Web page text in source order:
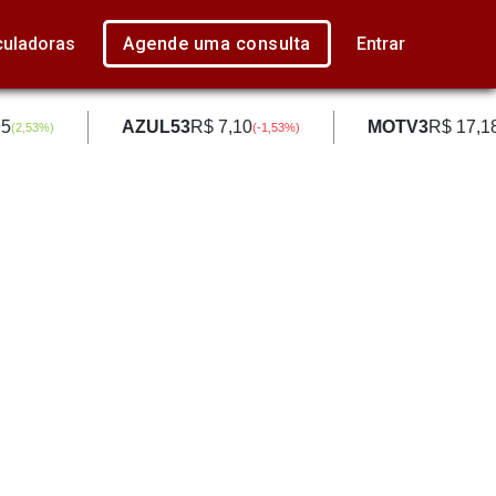
Agende uma consulta Entrar
(2,53%) AZUL53R$ 7,10(-1,53%) MOTV3R$ 17,18